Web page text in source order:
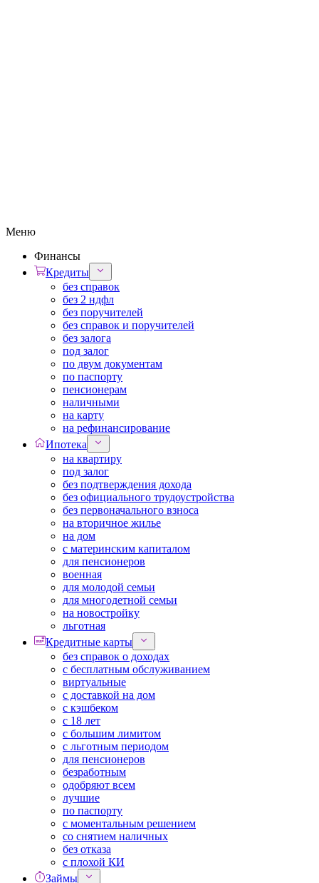
Меню
Финансы
Кредиты
без справок
без 2 ндфл
без поручителей
без справок и поручителей
без залога
под залог
по двум документам
по паспорту
пенсионерам
наличными
на карту
на рефинансирование
Ипотека
на квартиру
под залог
без подтверждения дохода
без официального трудоустройства
без первоначального взноса
на вторичное жилье
на дом
с материнским капиталом
для пенсионеров
военная
для молодой семьи
для многодетной семьи
на новостройку
льготная
Кредитные карты
без справок о доходах
с бесплатным обслуживанием
виртуальные
с доставкой на дом
с кэшбеком
с 18 лет
с большим лимитом
с льготным периодом
для пенсионеров
безработным
одобряют всем
лучшие
по паспорту
с моментальным решением
со снятием наличных
без отказа
с плохой КИ
Займы